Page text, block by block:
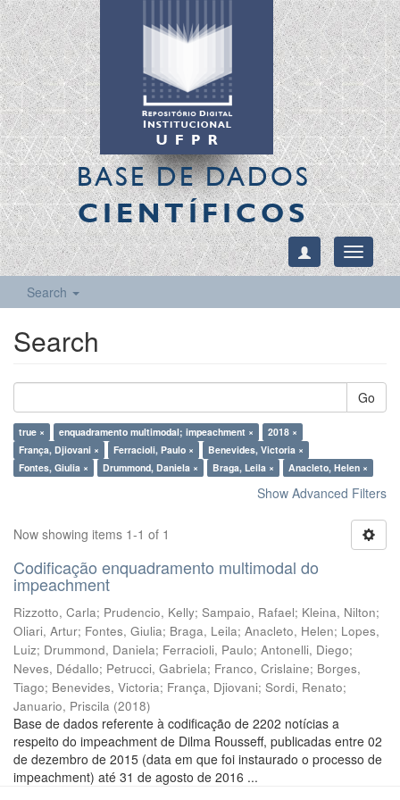
BASE DE DADOS
CIENTÍFICOS
Toggle
Search
Search
Go
true × enquadramento multimodal; impeachment ×
2018 ×
França, Djiovani ×
Ferracioli, Paulo ×
Benevides, Victoria ×
Fontes, Giulia ×
Drummond, Daniela × Braga, Leila × Anacleto, Helen ×
Show Advanced Filters
Now showing items 1-1 of 1
Codificação enquadramento multimodal do
impeachment
Rizzotto, Carla; Prudencio, Kelly; Sampaio, Rafael; Kleina, Nilton;
Oliari, Artur; Fontes, Giulia; Braga, Leila; Anacleto, Helen; Lopes,
Luiz; Drummond, Daniela; Ferracioli, Paulo; Antonelli, Diego;
Neves, Dédallo; Petrucci, Gabriela; Franco, Crislaine; Borges,
Tiago; Benevides, Victoria; França, Djiovani; Sordi, Renato;
Januario, Priscila (2018)
Base de dados referente à codificação de 2202 notícias a
respeito do impeachment de Dilma Rousseff, publicadas entre 02
de dezembro de 2015 (data em que foi instaurado o processo de
impeachment) até 31 de agosto de 2016 ...